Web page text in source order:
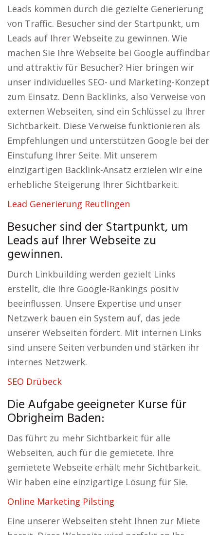
Leads kommen durch die gezielte Generierung
von Traffic. Besucher sind der Startpunkt, um
Leads auf Ihrer Webseite zu gewinnen. Wie
machen Sie Ihre Webseite bei Google auffindbar
und attraktiv für Besucher? Hier bringen wir
unser individuelles SEO- und Marketing-Konzept
zum Einsatz. Denn Backlinks, also Verweise von
externen Webseiten, sind ein Schlüssel zu Ihrer
Sichtbarkeit. Diese Verweise funktionieren als
Empfehlungen und unterstützen Google bei der
Einstufung Ihrer Seite. Mit unserem
einzigartigen Backlink-Ansatz erzielen wir eine
erhebliche Steigerung Ihrer Sichtbarkeit.
Lead Generierung Reutlingen
Besucher sind der Startpunkt, um
Leads auf Ihrer Webseite zu
gewinnen.
Durch Linkbuilding werden gezielt Links
erstellt, die Ihre Google-Rankings positiv
beeinflussen. Unsere Expertise und unser
Netzwerk bauen ein System auf, das jede
unserer Webseiten fördert. Mit internen Links
sind unsere Seiten verbunden und stärken ihr
internes Netzwerk.
SEO Drübeck
Die Aufgabe geeigneter Kurse für
Obrigheim Baden:
Das führt zu mehr Sichtbarkeit für alle
Webseiten, auch für die gemietete. Ihre
gemietete Webseite erhält mehr Sichtbarkeit.
Wir haben eine einzigartige Lösung für Sie.
Online Marketing Pilsting
Eine unserer Webseiten steht Ihnen zur Miete